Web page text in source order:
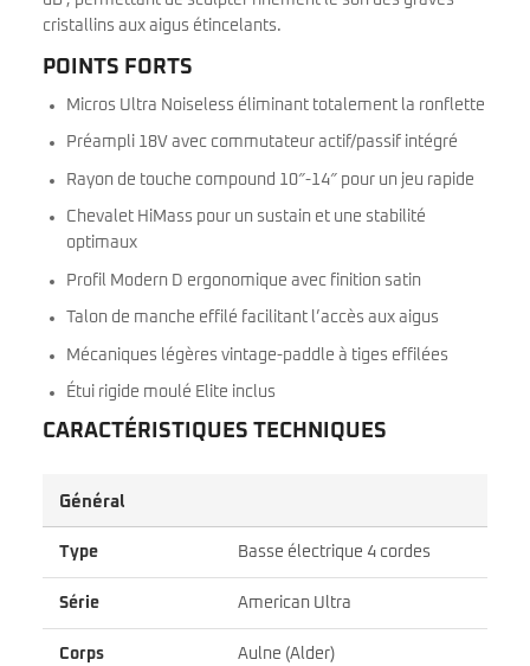
cristallins aux aigus étincelants.
POINTS FORTS
Micros Ultra Noiseless éliminant totalement la ronflette
Préampli 18V avec commutateur actif/passif intégré
Rayon de touche compound 10″-14″ pour un jeu rapide
Chevalet HiMass pour un sustain et une stabilité
optimaux
Profil Modern D ergonomique avec finition satin
Talon de manche effilé facilitant l’accès aux aigus
Mécaniques légères vintage-paddle à tiges effilées
Étui rigide moulé Elite inclus
CARACTÉRISTIQUES TECHNIQUES
Général
Type Basse électrique 4 cordes
Série American Ultra
Corps Aulne (Alder)